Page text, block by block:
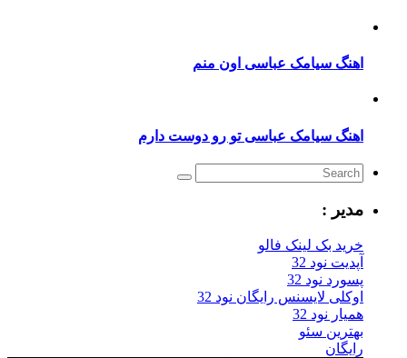
اهنگ سیامک عباسی اون منم
اهنگ سیامک عباسی تو رو دوست دارم
مدیر :
خرید بک لینک فالو
آپدیت نود 32
پسورد نود 32
اوکلی لایسنس رایگان نود 32
همیار نود 32
بهترین سئو
رایگان